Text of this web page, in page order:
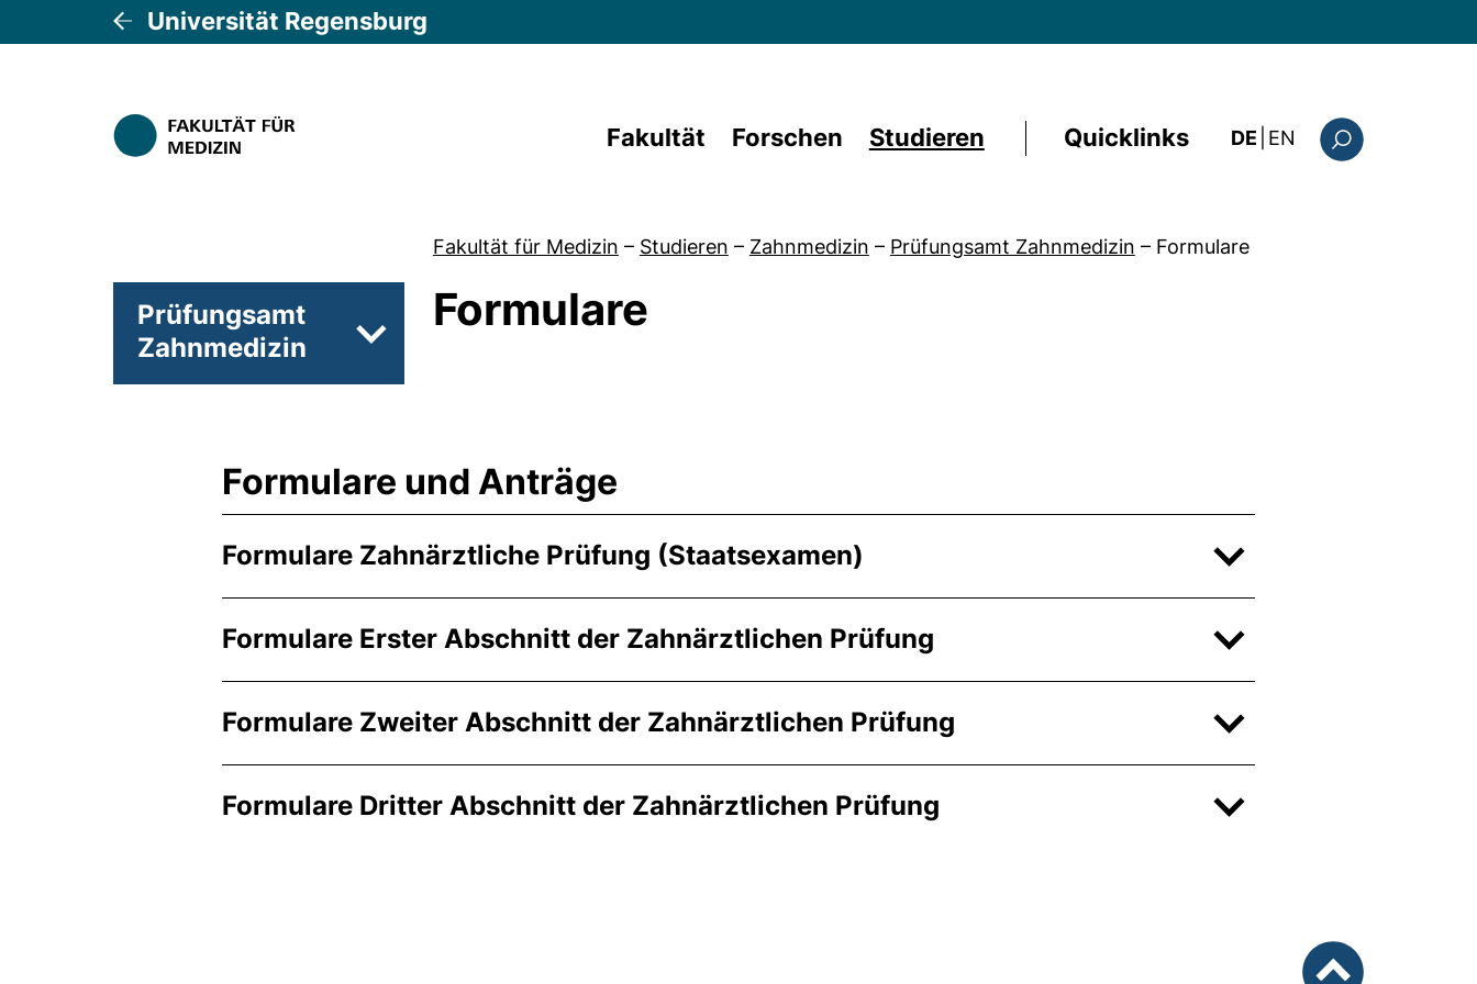
Universität Regensburg
Fakultät Forschen Studieren Quicklinks DE EN : the current page
Fakultät für Medizin – Studieren – Zahnmedizin – Prüfungsamt Zahnmedizin – Formulare
Prüfungsamt
Zahnmedizin
Unterseiten von Prüfungstermine und Anmeldefristen
Formulare
Formulare und Anträge
Formulare Zahnärztliche Prüfung (Staatsexamen)
Formulare Erster Abschnitt der Zahnärztlichen Prüfung
Formulare Zweiter Abschnitt der Zahnärztlichen Prüfung
Formulare Dritter Abschnitt der Zahnärztlichen Prüfung